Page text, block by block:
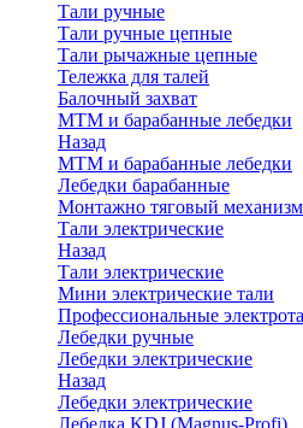
Тали ручные
Тали ручные цепные
Тали рычажные цепные
Тележка для талей
Балочный захват
МТМ и барабанные лебедки
Назад
МТМ и барабанные лебедки
Лебедки барабанные
Монтажно тяговый
Тали электрические
Назад
Тали электрические
Мини электрические тали
Профессиональные
Лебедки ручные
Лебедки электрические
Назад
Лебедки электрические
Лебедка KDJ (Magnus-Profi)